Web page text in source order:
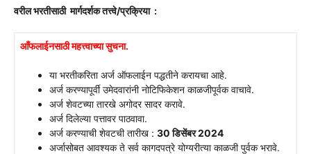
वरील भरतीसाठी मार्गदर्शक तत्त्वे/प्रक्रिया :
आँफलाईनसाठी महत्त्वाच्या सुचना.
या भरतीकरिता अर्ज ऑफलाईन पद्धतीने करायचा आहे.
अर्ज करण्यापूर्वी उमेदवारांनी नोटिफिकेशन काळजीपूर्वक वाचावे.
अर्ज शेवटच्या तारखे अगोदर सादर करावे.
अर्ज दिलेल्या पत्तावर पाठवावा.
अर्ज करण्याची शेवटची तारीख : 30 डिसेंबर 2024
अर्जासोबत आवश्यक ते सर्व कागदपत्रे योग्यरीत्या काळजी पुर्वक भरावे.